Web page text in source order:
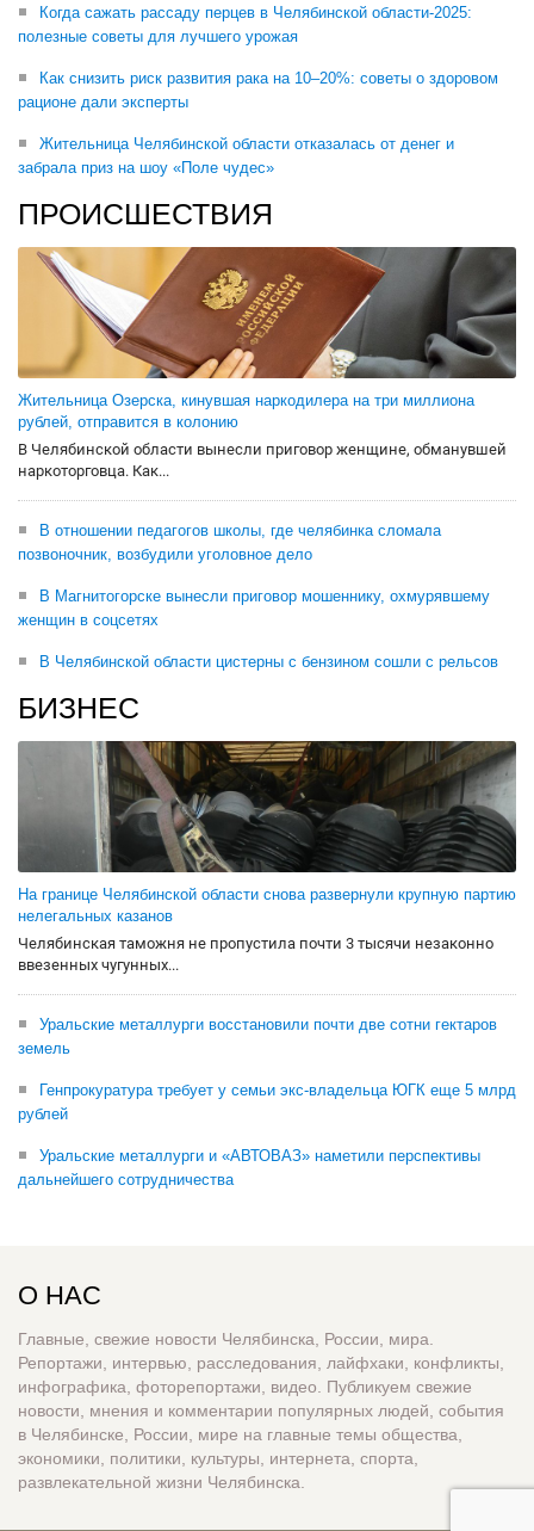
Когда сажать рассаду перцев в Челябинской области-2025:
полезные советы для лучшего урожая
Как снизить риск развития рака на 10–20%: советы о здоровом
рационе дали эксперты
Жительница Челябинской области отказалась от денег и
забрала приз на шоу «Поле чудес»
ПРОИСШЕСТВИЯ
Жительница Озерска, кинувшая наркодилера на три миллиона
рублей, отправится в колонию
В Челябинской области вынесли приговор женщине, обманувшей
наркоторговца. Как...
В отношении педагогов школы, где челябинка сломала
позвоночник, возбудили уголовное дело
В Магнитогорске вынесли приговор мошеннику, охмурявшему
женщин в соцсетях
В Челябинской области цистерны с бензином сошли с рельсов
БИЗНЕС
На границе Челябинской области снова развернули крупную партию
нелегальных казанов
Челябинская таможня не пропустила почти 3 тысячи незаконно
ввезенных чугунных...
Уральские металлурги восстановили почти две сотни гектаров
земель
Генпрокуратура требует у семьи экс-владельца ЮГК еще 5 млрд
рублей
Уральские металлурги и «АВТОВАЗ» наметили перспективы
дальнейшего сотрудничества
О НАС
Главные, свежие новости Челябинска, России, мира.
Репортажи, интервью, расследования, лайфхаки, конфликты,
инфографика, фоторепортажи, видео. Публикуем свежие
новости, мнения и комментарии популярных людей, события
в Челябинске, России, мире на главные темы общества,
экономики, политики, культуры, интернета, спорта,
развлекательной жизни Челябинска.